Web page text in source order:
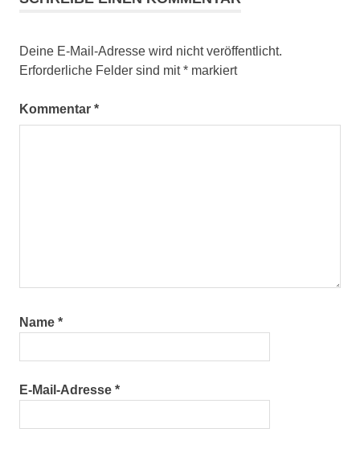
Deine E-Mail-Adresse wird nicht veröffentlicht.
Erforderliche Felder sind mit* markiert
Kommentar *
Name *
E-Mail-Adresse *